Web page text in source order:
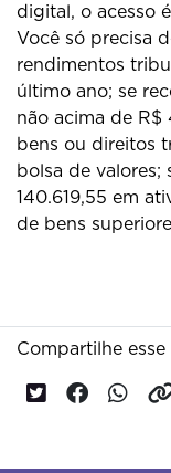
digital, o acesso
Você só precisa
rendimentos
último ano; se
não acima de R$
bens ou direitos
bolsa de valores;
140.619,55 em
de bens
Compartilhe